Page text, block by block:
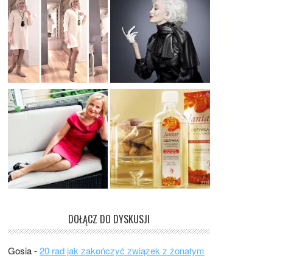
DOŁĄCZ DO DYSKUSJI
Gosia-20 rad jak zakończyć związek z żonatym